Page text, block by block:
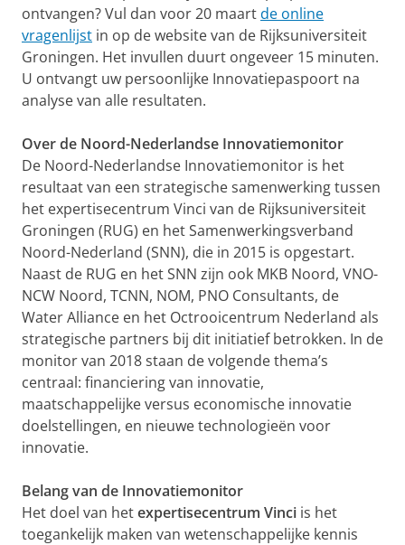
ontvangen? Vul dan voor 20 maartde online
vragenlijst in op de website van de Rijksuniversiteit
Groningen. Het invullen duurt ongeveer 15 minuten.
U ontvangt uw persoonlijke Innovatiepaspoort na
analyse van alle resultaten.
Over de Noord-Nederlandse Innovatiemonitor
De Noord-Nederlandse Innovatiemonitor is het
resultaat van een strategische samenwerking tussen
het expertisecentrum Vinci van de Rijksuniversiteit
Groningen (RUG) en het Samenwerkingsverband
Noord-Nederland (SNN), die in 2015 is opgestart.
Naast de RUG en het SNN zijn ook MKB Noord, VNO-
NCW Noord, TCNN, NOM, PNO Consultants, de
Water Alliance en het Octrooicentrum Nederland als
strategische partners bij dit initiatief betrokken. In de
monitor van 2018 staan de volgende thema’s
centraal: financiering van innovatie,
maatschappelijke versus economische innovatie
doelstellingen, en nieuwe technologieën voor
innovatie.
Belang van de Innovatiemonitor
Het doel van hetexpertisecentrum Vinci is het
toegankelijk maken van wetenschappelijke kennis